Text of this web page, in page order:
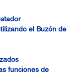
el Buzón de
funciones de